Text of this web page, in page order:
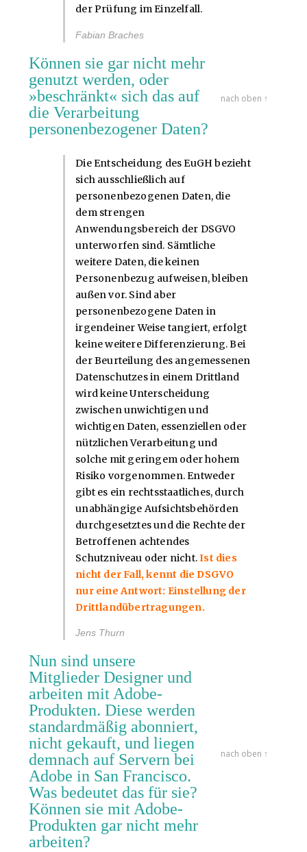
der Prüfung im Einzelfall.
Fabian Braches
Können sie gar nicht mehr
genutzt werden, oder
»beschränkt« sich das auf
die Verarbeitung
personenbezogener Daten?
nach oben ↑
Die Entscheidung des EuGH bezieht
sich ausschließlich auf
personenbezogenen Daten, die
dem strengen
Anwendungsbereich der DSGVO
unterworfen sind. Sämtliche
weitere Daten, die keinen
Personenbezug aufweisen, bleiben
außen vor. Sind aber
personenbezogene Daten in
irgendeiner Weise tangiert, erfolgt
keine weitere Differenzierung. Bei
der Beurteilung des angemessenen
Datenschutzes in einem Drittland
wird keine Unterscheidung
zwischen unwichtigen und
wichtigen Daten, essenziellen oder
nützlichen Verarbeitung und
solche mit geringem oder hohem
Risiko vorgenommen. Entweder
gibt es ein rechtsstaatliches, durch
unabhängige Aufsichtsbehörden
durchgesetztes und die Rechte der
Betroffenen achtendes
Schutzniveau oder nicht.Ist dies
nicht der Fall, kennt die DSGVO
nur eine Antwort: Einstellung der
Drittlandübertragungen.
Jens Thurn
Nun sind unsere
Mitglieder Designer und
arbeiten mit Adobe-
Produkten. Diese werden
standardmäßig abonniert,
nicht gekauft, und liegen
demnach auf Servern bei
Adobe in San Francisco.
Was bedeutet das für sie?
Können sie mit Adobe-
Produkten gar nicht mehr
arbeiten?
nach oben ↑